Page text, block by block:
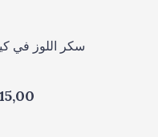
سكر اللوز في كيس 150